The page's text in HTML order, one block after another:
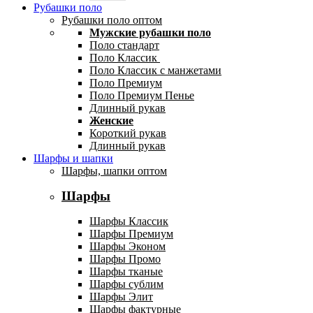
Рубашки поло
Рубашки поло оптом
Мужские рубашки поло
Поло стандарт
Поло Классик
Поло Классик с манжетами
Поло Премиум
Поло Премиум Пенье
Длинный рукав
Женские
Короткий рукав
Длинный рукав
Шарфы и шапки
Шарфы, шапки оптом
Шарфы
Шарфы Классик
Шарфы Премиум
Шарфы Эконом
Шарфы Промо
Шарфы тканые
Шарфы сублим
Шарфы Элит
Шарфы фактурные